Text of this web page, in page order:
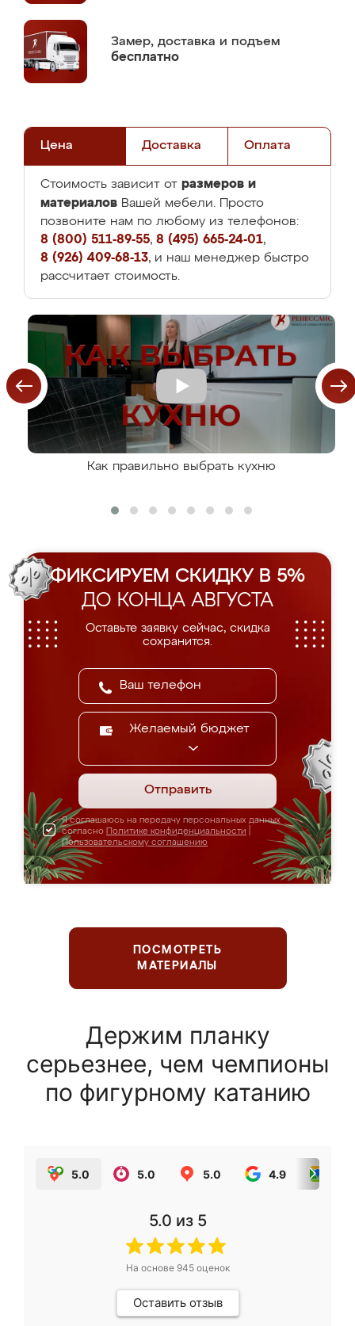
Замер, доставка и подъем
бесплатно
Цена Доставка Оплата
Стоимость зависит от размеров и
материалов Вашей мебели. Просто
позвоните нам по любому из телефонов:
8 (800) 511-89-55, 8 (495) 665-24-01,
8 (926) 409-68-13, и наш менеджер быстро
рассчитает стоимость.
Как правильно выбрать кухню
ФИКСИРУЕМ СКИДКУ В 5%
ДО КОНЦА АВГУСТА
Оставьте заявку сейчас, скидка
сохранится.
Желаемый бюджет
Отправить
Я соглашаюсь на передачу персональных данных
согласно Политике конфиденциальности
Пользовательскому соглашению
ПОСМОТРЕТЬ
МАТЕРИАЛЫ
Держим планку
серьезнее, чем чемпионы
по фигурному катанию
5.0 5.0 5.0 4.9
5.0 из 5
На основе 945оценок
Оставить отзыв